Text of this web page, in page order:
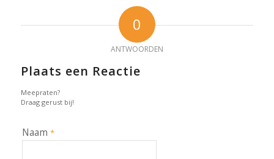
0
ANTWOORDEN
Plaats een Reactie
Meepraten?
Draag gerust bij!
Naam *